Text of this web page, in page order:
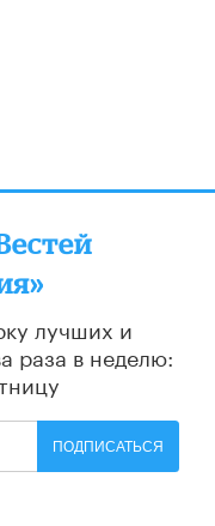
лучших и
раза в неделю:
ПОДПИСАТЬСЯ